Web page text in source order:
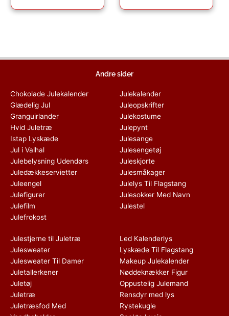
Andre sider
Chokolade Julekalender
Glædelig Jul
Granguirlander
Hvid Juletræ
Istap Lyskæde
Jul i Valhal
Julebelysning Udendørs
Juledækkeservietter
Juleengel
Julefigurer
Julefilm
Julefrokost
Julekalender
Juleopskrifter
Julekostume
Julepynt
Julesange
Julesengetøj
Juleskjorte
Julesmåkager
Julelys Til Flagstang
Julesokker Med Navn
Julestel
Julestjerne til Juletræ
Julesweater
Julesweater Til Damer
Juletallerkener
Juletøj
Juletræ
Juletræsfod Med
Led Kalenderlys
Lyskæde Til Flagstang
Makeup Julekalender
Nøddeknækker Figur
Oppustelig Julemand
Rensdyr med lys
Rystekugle